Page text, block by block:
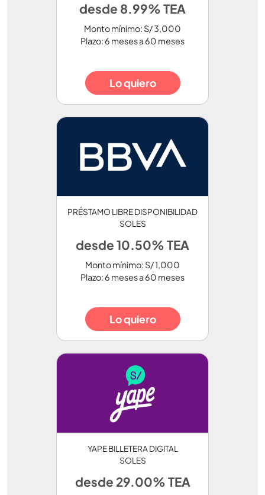
desde 8.99% TEA
Monto mínimo: S/ 3,000
Plazo: 6 meses a 60 meses
Lo quiero
PRÉSTAMO LIBRE DISPONIBILIDAD
SOLES
desde 10.50% TEA
Monto mínimo: S/ 1,000
Plazo: 6 meses a 60 meses
Lo quiero
YAPE BILLETERA DIGITAL
SOLES
desde 29.00% TEA